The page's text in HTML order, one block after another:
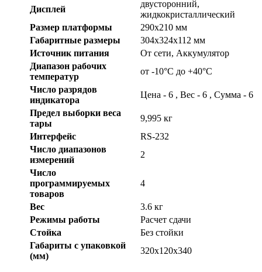
Дисплей
двусторонний,
жидкокристаллический
Размер платформы
290х210 мм
Габаритные размеры
304х324х112 мм
Источник питания
От сети, Аккумулятор
Диапазон рабочих
температур
от -10°С до +40°C
Число разрядов
индикатора
Цена - 6 , Вес - 6 , Сумма - 6
Предел выборки веса
тары
9,995 кг
Интерфейс
RS-232
Число диапазонов
измерений
2
Число
программируемых
товаров
4
Вес
3.6 кг
Режимы работы
Расчет сдачи
Стойка
Без стойки
Габариты с упаковкой
(мм)
320x120x340